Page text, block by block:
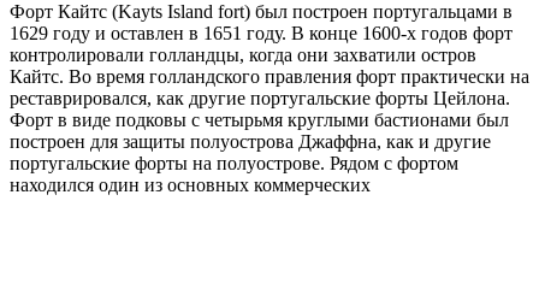
Форт Кайтс (Kayts Island fort) был построен португальцами в
1629 году и оставлен в 1651 году. В конце 1600-х годов форт
контролировали голландцы, когда они захватили остров
Кайтс. Во время голландского правления форт практически на
реставрировался, как другие португальские форты Цейлона.
Форт в виде подковы с четырьмя круглыми бастионами был
построен для защиты полуострова Джаффна, как и другие
португальские форты на полуострове. Рядом с фортом
находился один из основных коммерческих